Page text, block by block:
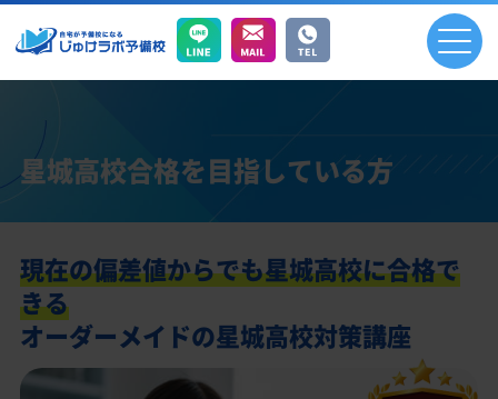
星城高校合格を目指している方
現在の偏差値からでも星城高校に合格で
きる
オーダーメイドの星城高校対策講座